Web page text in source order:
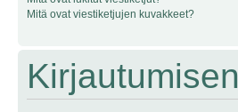
Mitä ovat viestiketjujen kuvakkeet?